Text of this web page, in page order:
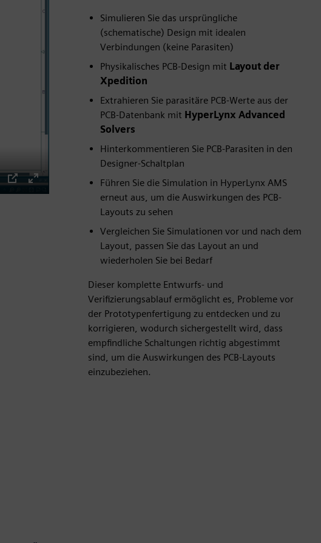
PIP
Enter
Simulieren Sie das ursprüngliche
(schematische) Design mit idealen
Verbindungen (keine Parasiten)
Physikalisches PCB-Design mit Layout der
Xpedition
Extrahieren Sie parasitäre PCB-Werte aus der
PCB-Datenbank mit HyperLynx Advanced
Solvers
Hinterkommentieren Sie PCB-Parasiten in den
Designer-Schaltplan
Führen Sie die Simulation in HyperLynx AMS
erneut aus, um die Auswirkungen des PCB-
Layouts zu sehen
Vergleichen Sie Simulationen vor und nach dem
Layout, passen Sie das Layout an und
wiederholen Sie bei Bedarf
Dieser komplette Entwurfs- und
Verifizierungsablauf ermöglicht es, Probleme vor
der Prototypenfertigung zu entdecken und zu
korrigieren, wodurch sichergestellt wird, dass
empfindliche Schaltungen richtig abgestimmt
sind, um die Auswirkungen des PCB-Layouts
einzubeziehen.